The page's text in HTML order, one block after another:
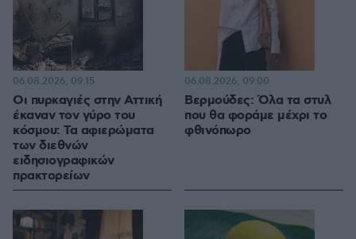
Οι πυρκαγιές στην Αττική
έκαναν τον γύρο του
κόσμου: Τα αφιερώματα
των διεθνών
ειδησιογραφικών
πρακτορείων
06.08.2026, 09:15
Βερμούδες: Όλα τα στυλ
που θα φοράμε μέχρι το
φθινόπωρο
06.08.2026, 09:00